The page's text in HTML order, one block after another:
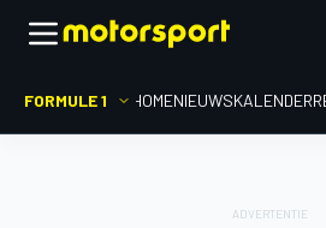
FORMULE 1 HOMENIEUWSKALENDER